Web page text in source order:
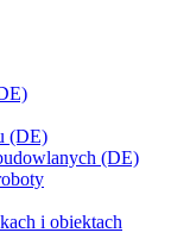
(DE)
(DE)
i obiektach